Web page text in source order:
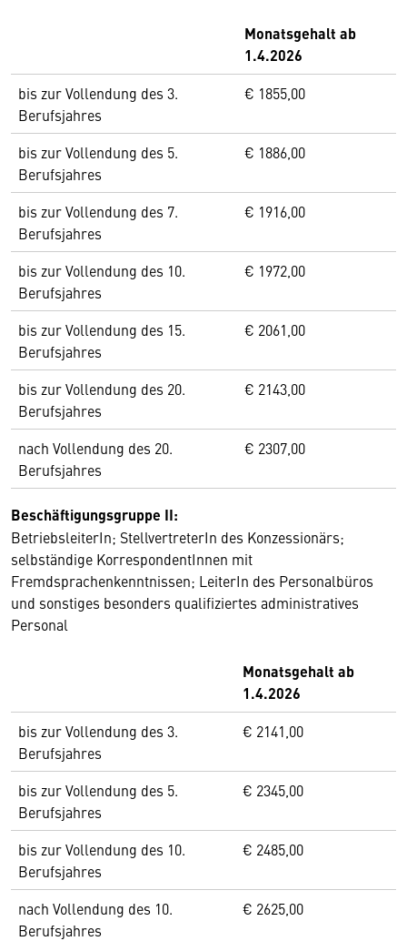
Monatsgehalt ab
1.4.2026
bis zur Vollendung des 3.
Berufsjahres
€ 1855,00
bis zur Vollendung des 5.
Berufsjahres
€ 1886,00
bis zur Vollendung des 7.
Berufsjahres
€ 1916,00
bis zur Vollendung des 10.
Berufsjahres
€ 1972,00
bis zur Vollendung des 15.
Berufsjahres
€ 2061,00
bis zur Vollendung des 20.
Berufsjahres
€ 2143,00
nach Vollendung des 20.
Berufsjahres
€ 2307,00
Beschäftigungsgruppe II:
BetriebsleiterIn; StellvertreterIn des Konzessionärs;
selbständige KorrespondentInnen mit
Fremdsprachenkenntnissen; LeiterIn des Personalbüros
und sonstiges besonders qualifiziertes administratives
Personal
Monatsgehalt ab
1.4.2026
bis zur Vollendung des 3.
Berufsjahres
€ 2141,00
bis zur Vollendung des 5.
Berufsjahres
€ 2345,00
bis zur Vollendung des 10.
Berufsjahres
€ 2485,00
nach Vollendung des 10.
Berufsjahres
€ 2625,00